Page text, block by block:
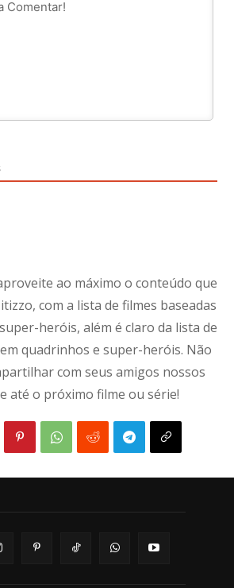
ao máximo o conteúdo que
com a lista de filmes baseadas
heróis, além é claro da lista de
quadrinhos e super-heróis. Não
com seus amigos nossos
até o próximo filme ou série!